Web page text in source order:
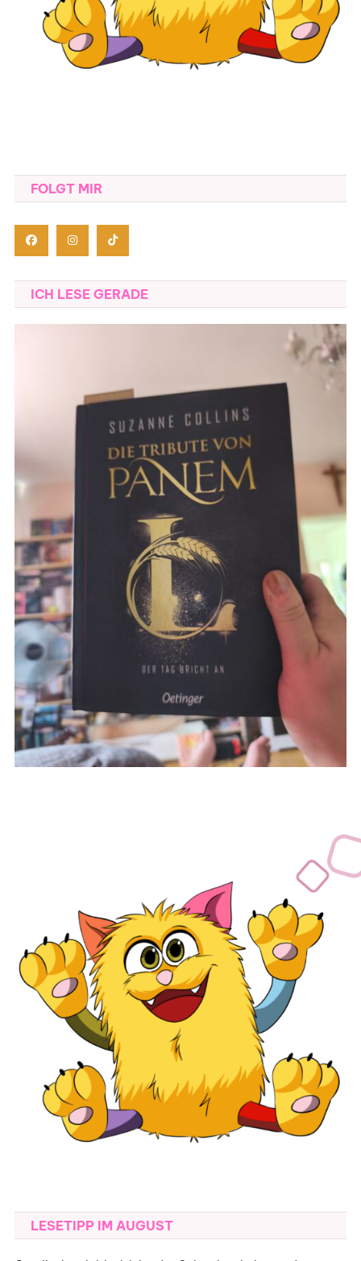
FOLGT MIR
ICH LESE GERADE
LESETIPP IM AUGUST